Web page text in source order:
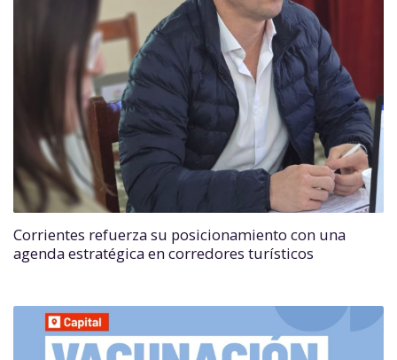
Corrientes refuerza su posicionamiento con una
agenda estratégica en corredores turísticos